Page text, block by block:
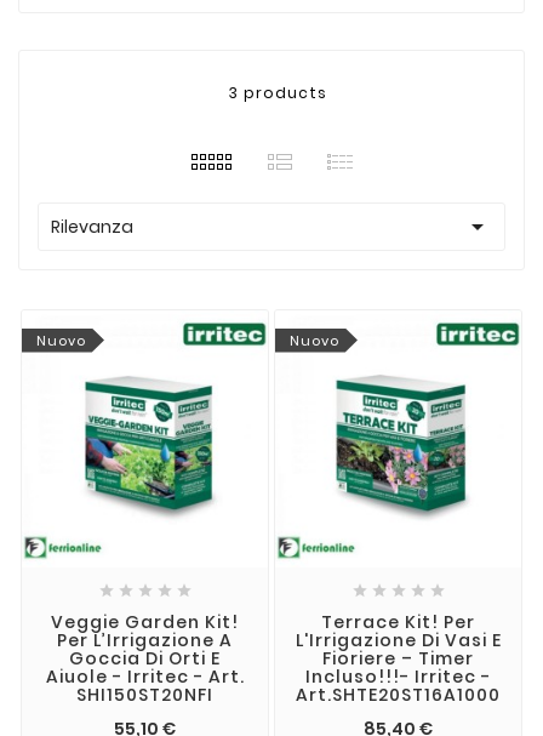
3 products
Rilevanza 
Nuovo
    
Veggie Garden Kit!
Per L’Irrigazione A
Goccia Di Orti E
Aiuole - Irritec - Art.
SHI150ST20NFI
55,10 €
Nuovo
    
Terrace Kit! Per
L'Irrigazione Di Vasi E
Fioriere – Timer
Incluso!!!- Irritec -
Art.SHTE20ST16A1000
85,40 €